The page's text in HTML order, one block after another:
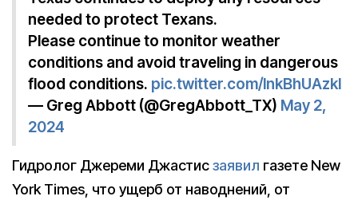
needed to protect Texans.
Please continue to monitor weather
conditions and avoid traveling in dangerous
flood conditions. pic.twitter.com/lnkBhUAzkl
— Greg Abbott (@GregAbbott_TX) May 2,
2024
Гидролог Джереми Джастисзаявил газете New
York Times, что ущерб от наводнений, от